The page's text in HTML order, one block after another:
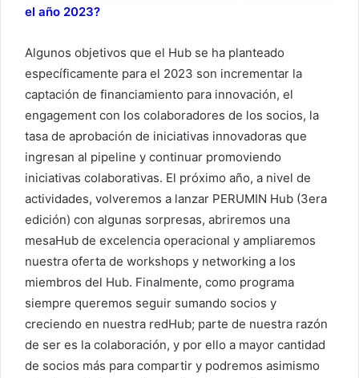
el año 2023?
Algunos objetivos que el Hub se ha planteado
específicamente para el 2023 son incrementar la
captación de financiamiento para innovación, el
engagement con los colaboradores de los socios, la
tasa de aprobación de iniciativas innovadoras que
ingresan al pipeline y continuar promoviendo
iniciativas colaborativas. El próximo año, a nivel de
actividades, volveremos a lanzar PERUMIN Hub (3era
edición) con algunas sorpresas, abriremos una
mesaHub de excelencia operacional y ampliaremos
nuestra oferta de workshops y networking a los
miembros del Hub. Finalmente, como programa
siempre queremos seguir sumando socios y
creciendo en nuestra redHub; parte de nuestra razón
de ser es la colaboración, y por ello a mayor cantidad
de socios más para compartir y podremos asimismo